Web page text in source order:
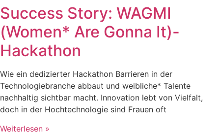
Success Story: WAGMI
(Women* Are Gonna It)-
Hackathon
Wie ein dedizierter Hackathon Barrieren in der
Technologiebranche abbaut und weibliche* Talente
nachhaltig sichtbar macht. Innovation lebt von Vielfalt,
doch in der Hochtechnologie sind Frauen oft
Weiterlesen »